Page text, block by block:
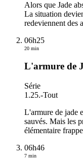
Alors que Jade
La situation
redeviennent des
06h25
20 min
L'armure de
Série
1.25.-Tout
L'armure de jade
sauvés. Mais les
élémentaire
06h46
7 min